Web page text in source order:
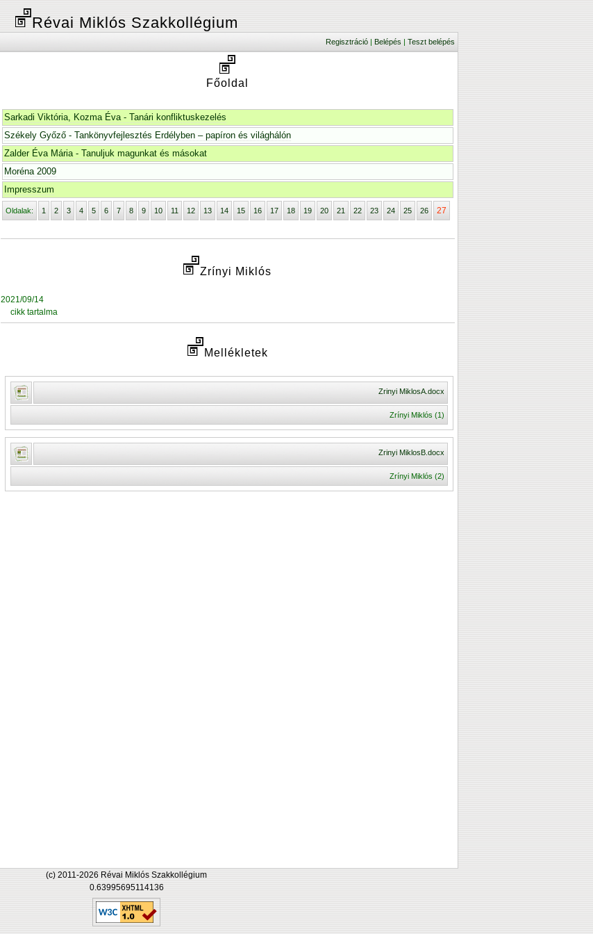
Révai Miklós Szakkollégium
Regisztráció| Belépés | Teszt belépés
Főoldal
Sarkadi Viktória, Kozma Éva - Tanári konfliktuskezelés
Székely Győző - Tankönyvfejlesztés Erdélyben – papíron és világhálón
Zalder Éva Mária - Tanuljuk magunkat és másokat
Moréna 2009
Impresszum
Oldalak: 1 2 3 4 5 6 7 8 9 10 11 12 13 14 15 16 17 18 19 20 21 22 23 24 25 26 27
Zrínyi Miklós
2021/09/14
cikk tartalma
Mellékletek
Zrinyi MiklosA.docx
Zrínyi Miklós (1)
Zrinyi MiklosB.docx
Zrínyi Miklós (2)
(c) 2011-2026 Révai Miklós Szakkollégium
0.63995695114136